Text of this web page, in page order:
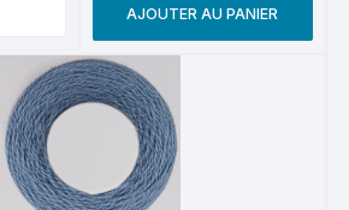
AJOUTER AU PANIER